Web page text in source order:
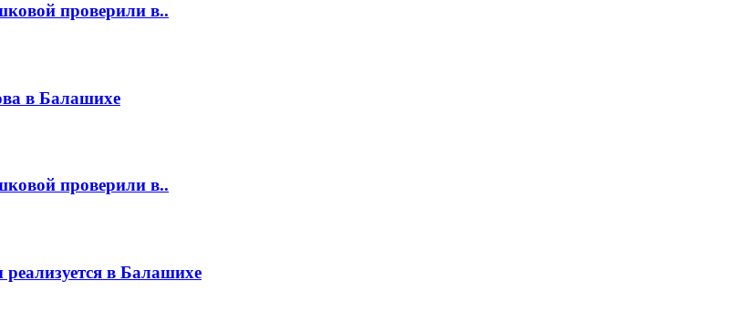
проверили в..
в Балашихе
проверили в..
в Балашихе